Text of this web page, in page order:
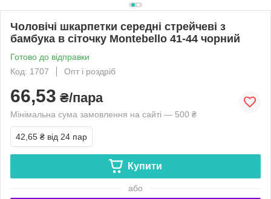
Чоловічі шкарпетки середні стрейчеві з
бамбука в сіточку Montebello 41-44 чорний
Готово до відправки
Код: 1707
Опт і роздріб
66,53 ₴/пара
Мінімальна сума замовлення на сайті — 500 ₴
42,65 ₴ від 24 пар
Купити
або